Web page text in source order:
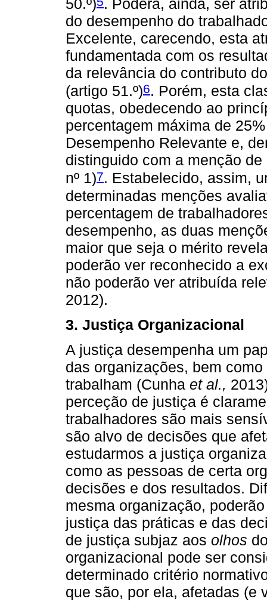
50.º) . Poderá, ainda, ser
do desempenho do
Excelente, carecendo, esta
fundamentada com os
da relevância do contributo
(artigo 51.º)6. Porém, esta
quotas, obedecendo ao
percentagem máxima de
Desempenho Relevante e,
distinguido com a menção
nº 1)7. Estabelecido, assim,
determinadas menções
percentagem de
desempenho, as duas
maior que seja o mérito
poderão ver reconhecido a
não poderão ver atribuída
2012).
3. Justiça Organizacional
A justiça desempenha um
das organizações, bem
trabalham (Cunha et al.,
perceção de justiça é
trabalhadores são mais
são alvo de decisões que
estudarmos a justiça
como as pessoas de certa
decisões e dos resultados.
mesma organização,
justiça das práticas e das
de justiça subjaz aos olhos
organizacional pode ser
determinado critério
que são, por ela, afetadas (e